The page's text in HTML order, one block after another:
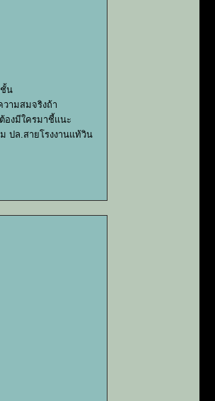
ชั้น
วามสมจริงถ้า
องมีใครมาชี้แนะ
ปล.สายโรงงานแท้วิน